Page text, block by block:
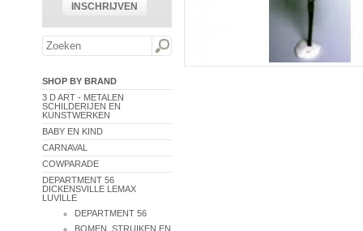
INSCHRIJVEN
SHOP BY BRAND
3 D ART - METALEN
SCHILDERIJEN EN
KUNSTWERKEN
BABY EN KIND
CARNAVAL
COWPARADE
DEPARTMENT 56
DICKENSVILLE LEMAX
LUVILLE
DEPARTMENT 56
BOMEN, STRUIKEN EN